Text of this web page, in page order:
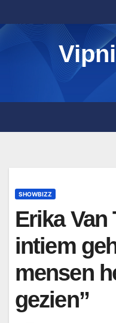
to
content
SHOWBIZZ
Erika
intiem
mensen
gezien”